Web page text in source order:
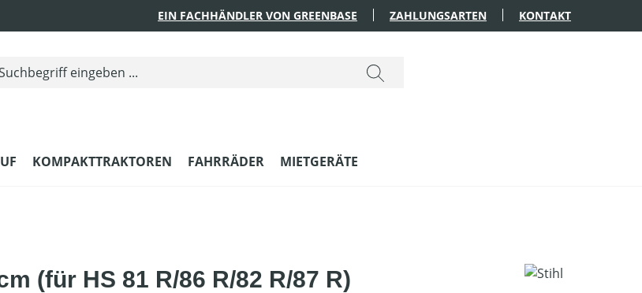
EIN FACHHÄNDLER VON GREENBASE ZAHLUNGSARTEN KONTAKT
KOMPAKTTRAKTOREN FAHRRÄDER MIETGERÄTE
(für HS 81 R/86 R/82 R/87 R)